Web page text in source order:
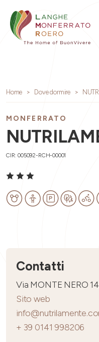
Home Dove dormire
MONFERRATO
CIR: 005092-RCH-00001
Contatti
Via MONTE NERO
Sito web
+ 39 0141 998206